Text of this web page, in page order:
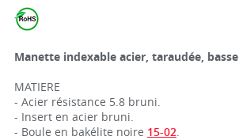
Manette indexable acier, taraudée, basse
MATIERE
- Acier résistance 5.8 bruni.
- Insert en acier bruni.
- Boule en bakélite noire 15-02.